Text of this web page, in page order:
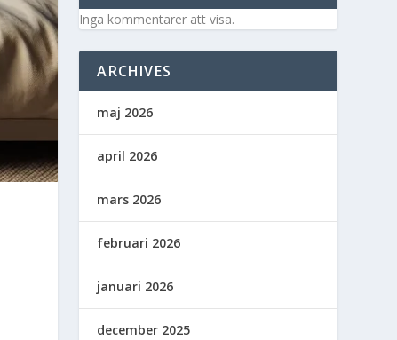
Inga kommentarer att visa.
ARCHIVES
maj 2026
april 2026
mars 2026
februari 2026
januari 2026
december 2025